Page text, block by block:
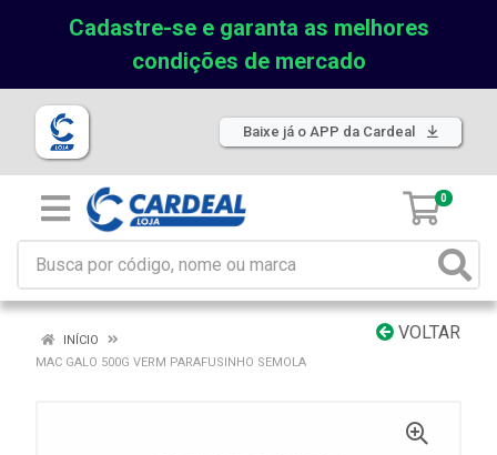
Cadastre-se e garanta as melhores
condições de mercado
Baixe já o APP da Cardeal
0
VOLTAR
INÍCIO
MAC GALO 500G VERM PARAFUSINHO SEMOLA